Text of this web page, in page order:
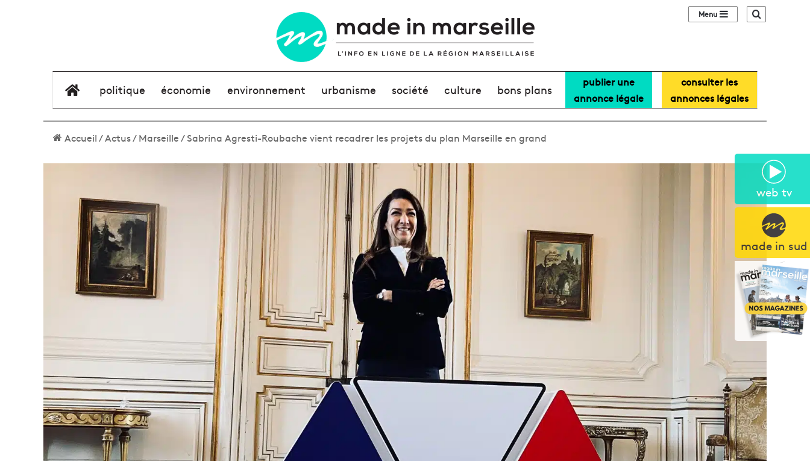
web tv
made in sud
Sidebar (barre
élément de menu
politique économie environnement urbanisme société culture bons plans
publier une
annonce légale
consulter les
annonces légales
Accueil/Actus/Marseille/Sabrina Agresti-Roubache vient recadrer les projets du plan Marseille en grand